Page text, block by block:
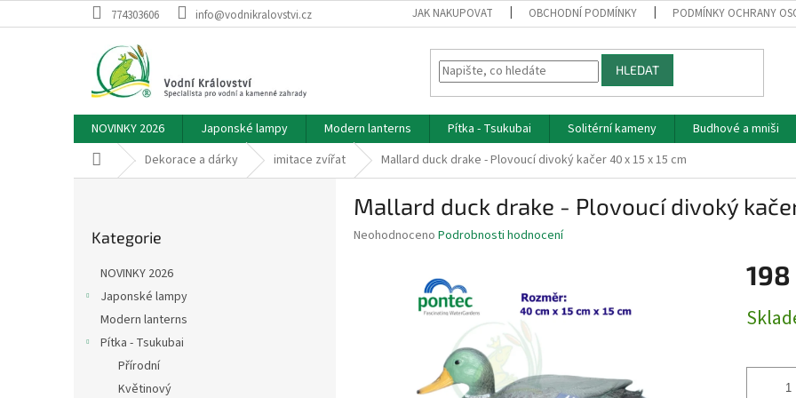
na
774303606 info@vodnikralovstvi.cz JAK NAKUPOVAT OBCHODNÍ PODMÍNKY PODMÍNKY OCHRANY
HLEDAT
NOVINKY 2026 Japonské lampy Modern lanterns Pítka - Tsukubai Solitérní kameny Budhové a mniši
Domů Dekorace a dárky imitace zvířat Mallard duck drake - Plovoucí divoký kačer 40 x 15 x 15 cm
kategorie
Kategorie
NOVINKY 2026
Japonské lampy
Modern lanterns
Pítka - Tsukubai
Přírodní
Květinový
Mallard duck drake - Plovoucí divoký
Průměrné
Neohodnoceno Podrobnosti hodnocení
198
cena: